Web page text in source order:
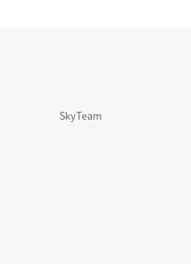
SkyTeam